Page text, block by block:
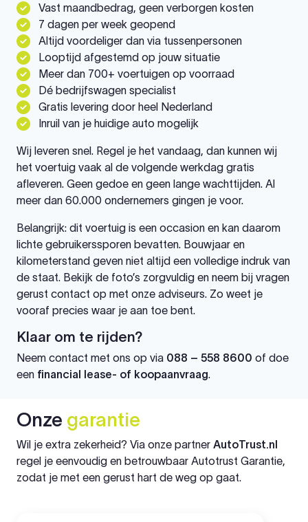
Vast maandbedrag, geen verborgen kosten
7 dagen per week geopend
Altijd voordeliger dan via tussenpersonen
Looptijd afgestemd op jouw situatie
Meer dan 700+ voertuigen op voorraad
Dé bedrijfswagen specialist
Gratis levering door heel Nederland
Inruil van je huidige auto mogelijk
Wij leveren snel. Regel je het vandaag, dan kunnen wij
het voertuig vaak al de volgende werkdag gratis
afleveren. Geen gedoe en geen lange wachttijden. Al
meer dan 60.000 ondernemers gingen je voor.
Belangrijk: dit voertuig is een occasion en kan daarom
lichte gebruikerssporen bevatten. Bouwjaar en
kilometerstand geven niet altijd een volledige indruk van
de staat. Bekijk de foto’s zorgvuldig en neem bij vragen
gerust contact op met onze adviseurs. Zo weet je
vooraf precies waar je aan toe bent.
Klaar om te rijden?
Neem contact met ons op via 088 – 558 8600 of doe
een financial lease- of koopaanvraag.
Onze garantie
Wil je extra zekerheid? Via onze partner AutoTrust.nl
regel je eenvoudig en betrouwbaar Autotrust Garantie,
zodat je met een gerust hart de weg op gaat.